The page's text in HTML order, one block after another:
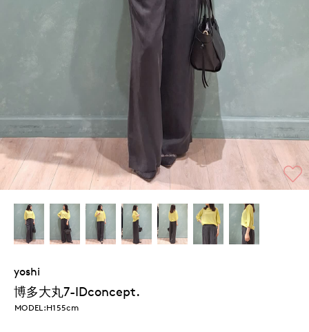
yoshi
博多大丸7-IDconcept.
MODEL:H155cm